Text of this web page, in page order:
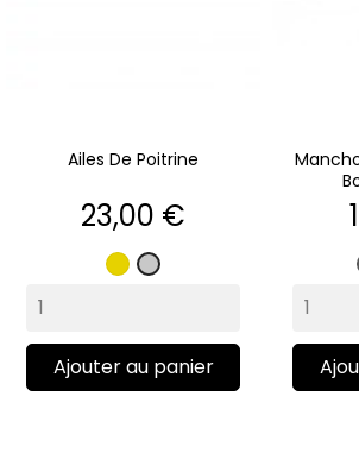
Ailes De Poitrine
Prix
23,00 €
Or Argent
Ajouter au panier